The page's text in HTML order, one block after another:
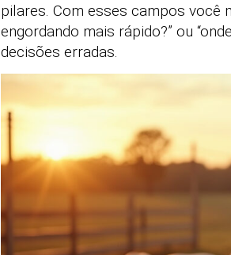
pilares. Com esses campos você
engordando mais rápido?” ou
decisões erradas.